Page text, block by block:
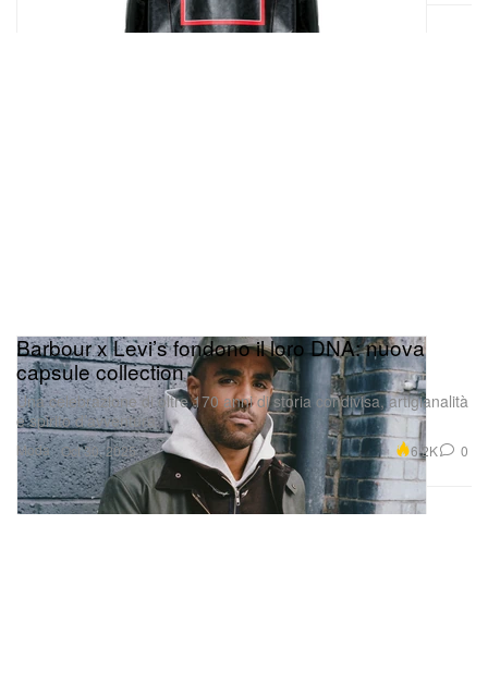
Moda
Barbour x Levi’s fondono il loro DNA: nuova
capsule collection
Una celebrazione di oltre 170 anni di storia condivisa, artigianalità
e spirito d’avventura.
Oct 30, 2025 6.2K 0